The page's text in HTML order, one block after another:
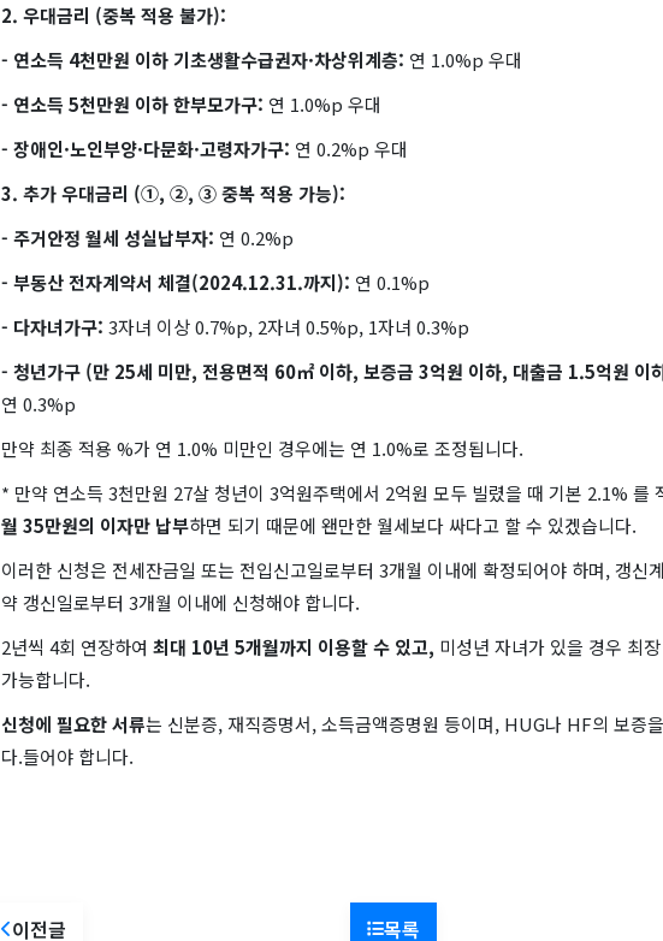
2. 우대금리 (중복 적용 불가):
- 연소득 4천만원 이하 기초생활수급권자·차상위계층: 연 1.0%p 우대
- 연소득 5천만원 이하 한부모가구: 연 1.0%p 우대
- 장애인·노인부양·다문화·고령자가구: 연 0.2%p 우대
3. 추가 우대금리 (①, ②, ③ 중복 적용 가능):
- 주거안정 월세 성실납부자: 연 0.2%p
- 부동산 전자계약서 체결(2024.12.31.까지): 연 0.1%p
- 다자녀가구: 3자녀 이상 0.7%p, 2자녀 0.5%p, 1자녀 0.3%p
- 청년가구 (만 25세 미만, 전용면적 60㎡ 이하, 보증금 3억원 이하, 대출금 1.5억원 이
연 0.3%p
만약 최종 적용 %가 연 1.0% 미만인 경우에는 연 1.0%로 조정됩니다.
* 만약 연소득 3천만원 27살 청년이 3억원주택에서 2억원 모두 빌렸을 때 기본 2.1% 를
월 35만원의 이자만 납부하면 되기 때문에 왠만한 월세보다 싸다고 할 수 있겠습니다.
이러한 신청은 전세잔금일 또는 전입신고일로부터 3개월 이내에 확정되어야 하며, 갱신
약 갱신일로부터 3개월 이내에 신청해야 합니다.
2년씩 4회 연장하여 최대 10년 5개월까지 이용할 수 있고, 미성년 자녀가 있을 경우 최
가능합니다.
신청에 필요한 서류는 신분증, 재직증명서, 소득금액증명원 등이며, HUG나 HF의 보증
다.들어야 합니다.
이전글 목록